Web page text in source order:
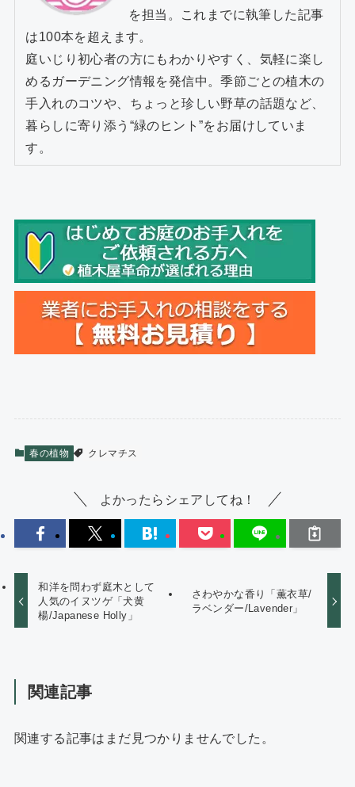
を担当。これまでに執筆した記事
は100本を超えます。
庭いじり初心者の方にもわかりやすく、気軽に楽し
めるガーデニング情報を発信中。季節ごとの植木の
手入れのコツや、ちょっと珍しい野草の話題など、
暮らしに寄り添う“緑のヒント”をお届けしていま
す。
春の植物 クレマチス
よかったらシェアしてね！
和洋を問わず庭木として
人気のイヌツゲ「犬黄
楊/Japanese Holly」
さわやかな香り「薫衣草/
ラベンダー/Lavender」
関連記事
関連する記事はまだ見つかりませんでした。